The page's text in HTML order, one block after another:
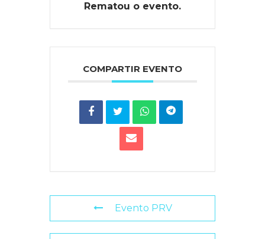
Rematou o evento.
COMPARTIR EVENTO
Evento PRV